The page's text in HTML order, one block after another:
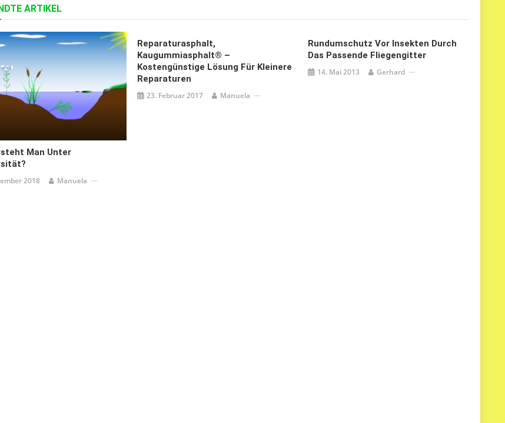
ARTIKEL
Man Unter
2018 Manuela
Reparaturasphalt,
Kaugummiasphalt® –
Kostengünstige Lösung Für Kleinere
Reparaturen
23. Februar 2017 Manuela
Rundumschutz Vor Insekten Durch
Das Passende Fliegengitter
14. Mai 2013 Gerhard